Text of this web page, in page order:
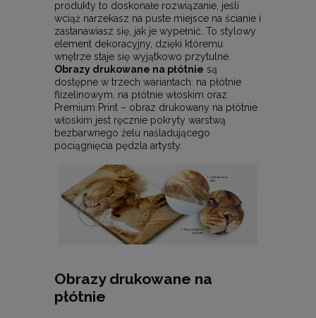
produkty to doskonałe rozwiązanie, jeśli
wciąż narzekasz na puste miejsce na ścianie i
zastanawiasz się, jak je wypełnić. To stylowy
element dekoracyjny, dzięki któremu
wnętrze staje się wyjątkowo przytulne.
Obrazy drukowane na płótnie są
dostępne w trzech wariantach: na płótnie
flizelinowym, na płótnie włoskim oraz
Premium Print – obraz drukowany na płótnie
włoskim jest ręcznie pokryty warstwą
bezbarwnego żelu naśladującego
pociągnięcia pędzla artysty.
Obrazy drukowane na
płótnie